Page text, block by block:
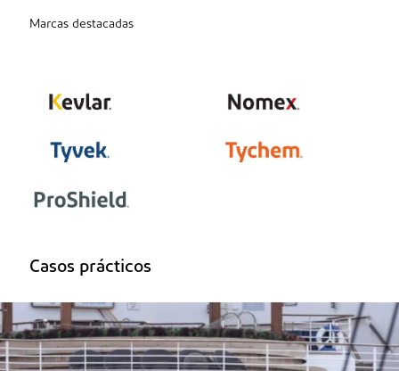
Marcas destacadas
Casos prácticos